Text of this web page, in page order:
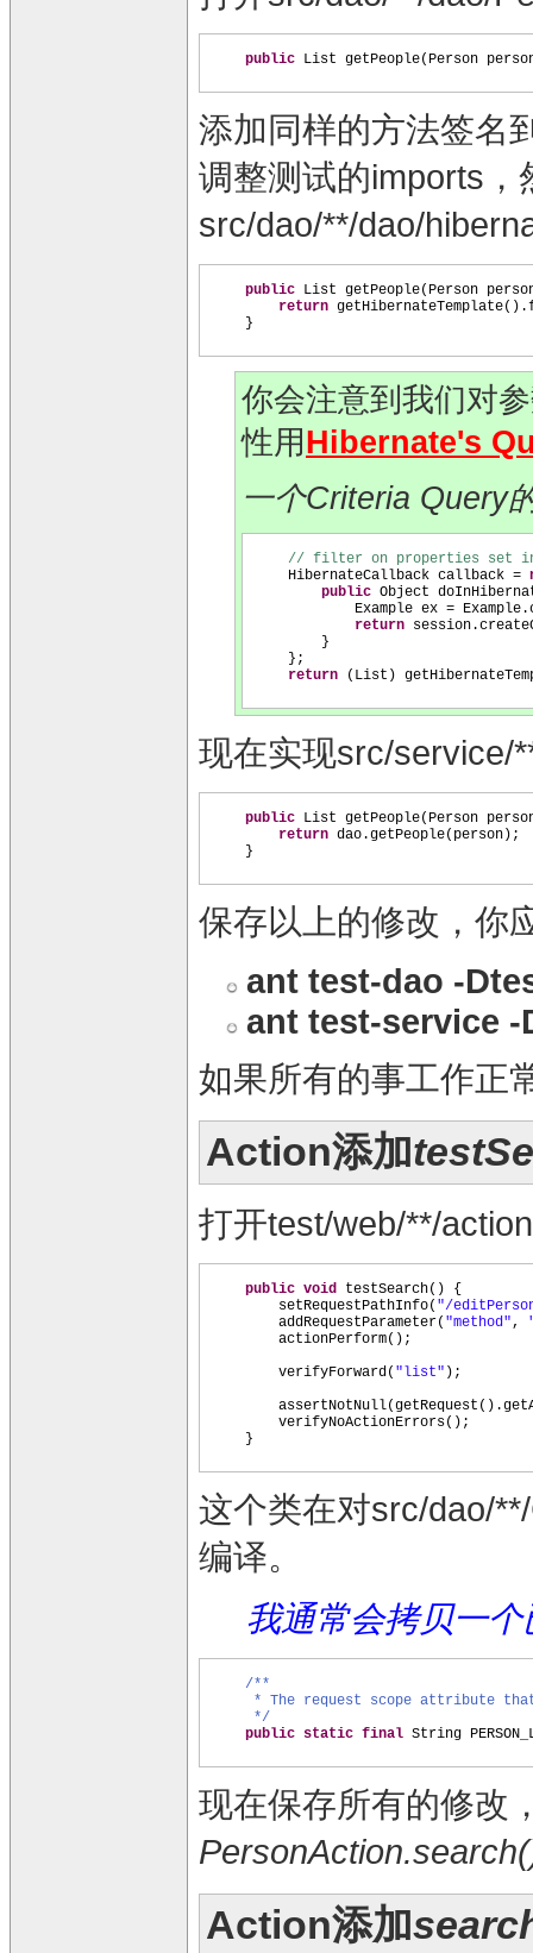
public List getPeople( Person
添加同样的方法签名
调整测试的imports
src/dao/**/dao/
public List getPeople( Person
return getHibernateTemplate()
}
你会注意到我们对
性用 Hibernate's
一个Criteria Query
// filter on properties set in
HibernateCallback callback =
public Object
Example ex =
return
}
} ;
return
( List )
现在实现src/service/
public List getPeople( Person
return dao.getPeople( person) ;
}
保存以上的修改，你
ant test-dao -
ant test-service -
如果所有的事工作正
Action添加
打开test/web/**/
public void testSearch() {
setRequestPathInfo( "/
addRequestParameter( "method" ,
actionPerform() ;
verifyForward ( "list" ) ;
assertNotNull(getRequest ()
verifyNoActionErrors() ;
}
这个类在对src/dao/
编译。
我通常会拷贝一
/**
* The request scope attribute
*/
public static final String
现在保存所有的修改
Action添加